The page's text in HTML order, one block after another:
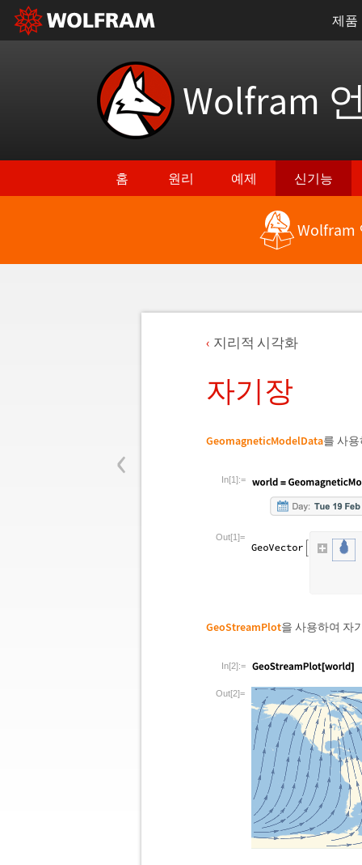
제품
Wolfram
홈 원리 예제 신기능
Wolfram
‹
지리적 시각화
자기장
GeomagneticModelData를 사
In[1]:=
Out[1]=
GeoStreamPlot을 사용하여 자
In[2]:=
Out[2]=